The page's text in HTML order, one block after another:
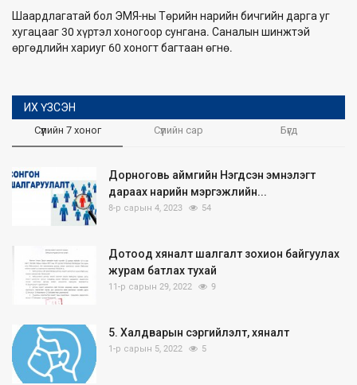
Шаардлагатай бол ЭМЯ-ны Төрийн нарийн бичгийн дарга уг
хугацааг 30 хүртэл хоногоор сунгана. Саналын шинжтэй
өргөдлийн хариуг 60 хоногт багтаан өгнө.
ИХ ҮЗСЭН
Сүүлийн 7 хоног Сүүлийн сар Бүгд
Дорноговь аймгийн Нэгдсэн эмнэлэгт
дараах нарийн мэргэжлийн...
8-р сарын 4, 2023 54
Дотоод хяналт шалгалт зохион байгуулах
журам батлах тухай
11-р сарын 29, 2022 9
5. Халдварын сэргийлэлт, хяналт
1-р сарын 5, 2022 5